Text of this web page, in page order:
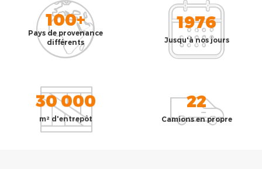
100+
Pays de provenance
différents
1976
Jusqu'à nos jours
30 000
m² d'entrepôt
22
Camions en propre